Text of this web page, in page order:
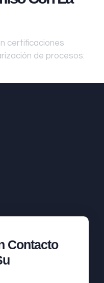
certificaciones
de procesos:
Contacto